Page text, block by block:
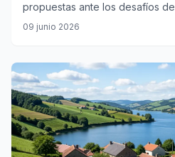
propuestas ante los desafíos
futuros en la zona.
09 junio 2026